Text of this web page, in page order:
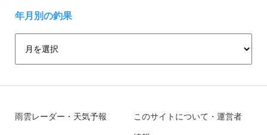
年月別の釣果
雨雲レーダー・天気予報 このサイトについて・運営者